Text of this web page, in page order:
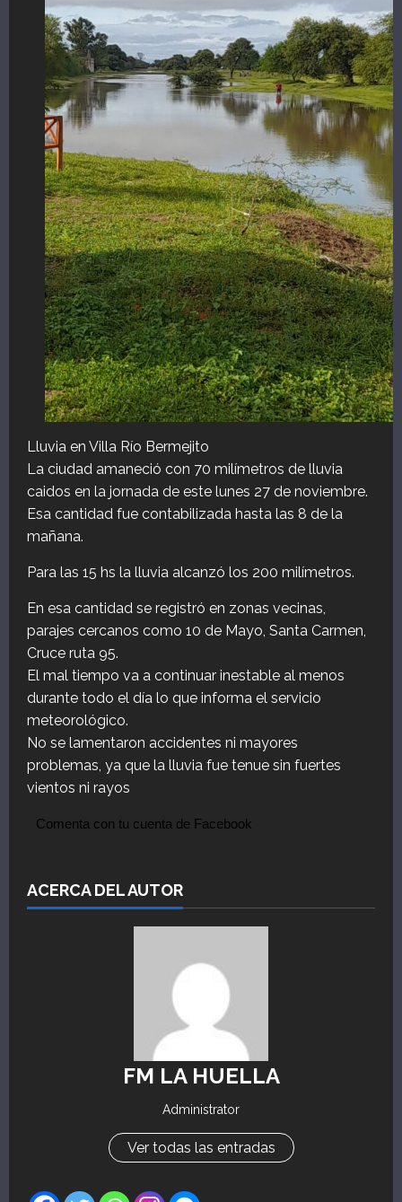
Lluvia en Villa Río Bermejito
La ciudad amaneció con 70 milímetros de lluvia
caidos en la jornada de este lunes 27 de noviembre.
Esa cantidad fue contabilizada hasta las 8 de la
mañana.
Para las 15 hs la lluvia alcanzó los 200 milímetros.
En esa cantidad se registró en zonas vecinas,
parajes cercanos como 10 de Mayo, Santa Carmen,
Cruce ruta 95.
El mal tiempo va a continuar inestable al menos
durante todo el día lo que informa el servicio
meteorológico.
No se lamentaron accidentes ni mayores
problemas, ya que la lluvia fue tenue sin fuertes
vientos ni rayos
Comenta con tu cuenta de Facebook
ACERCA DEL AUTOR
FM LA HUELLA
Administrator
Ver todas las entradas